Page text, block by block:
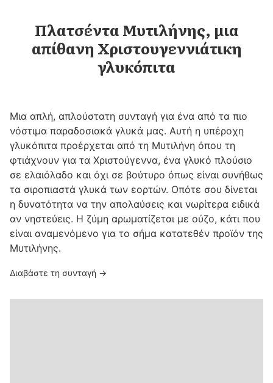
Πλατσέντα Μυτιλήνης, μια
απίθανη Χριστουγεννιάτικη
γλυκόπιτα
Μια απλή, απλούστατη συνταγή για ένα από τα πιο
νόστιμα παραδοσιακά γλυκά μας. Αυτή η υπέροχη
γλυκόπιτα προέρχεται από τη Μυτιλήνη όπου τη
φτιάχνουν για τα Χριστούγεννα, ένα γλυκό πλούσιο
σε ελαιόλαδο και όχι σε βούτυρο όπως είναι συνήθως
τα σιροπιαστά γλυκά των εορτών. Οπότε σου δίνεται
η δυνατότητα να την απολαύσεις και νωρίτερα ειδικά
αν νηστεύεις. Η ζύμη αρωματίζεται με ούζο, κάτι που
είναι αναμενόμενο για το σήμα κατατεθέν προϊόν της
Μυτιλήνης.
Διαβάστε τη συνταγή →